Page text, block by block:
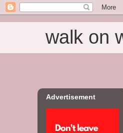
walk on
Advertisement